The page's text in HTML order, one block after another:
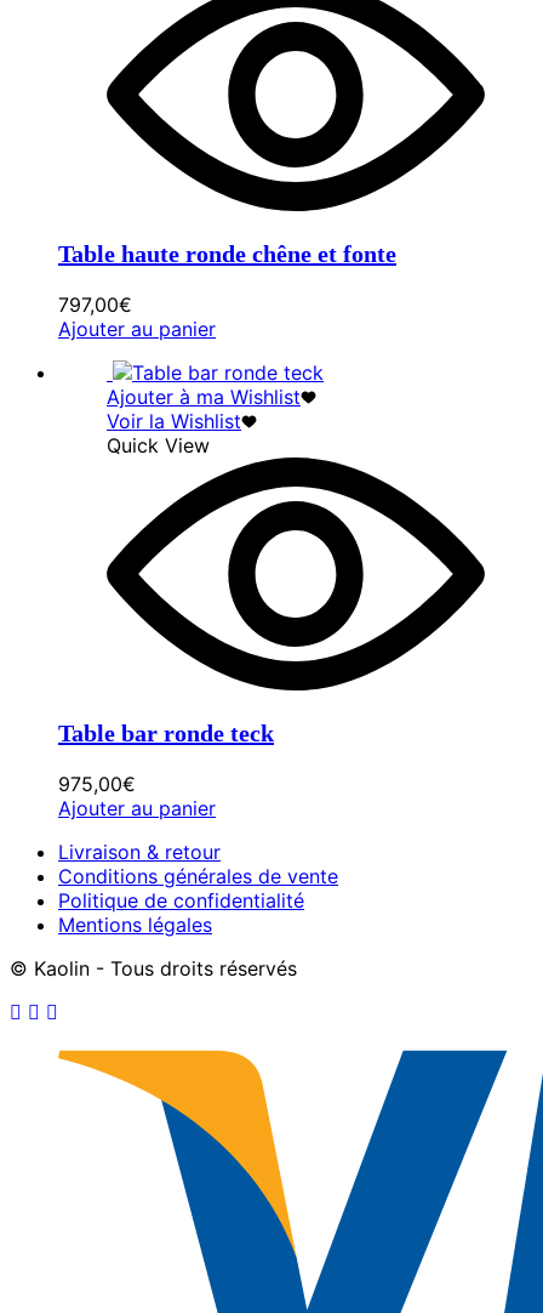
Table haute ronde chêne et fonte
797,00€
Ajouter au panier
Ajouter à ma Wishlist
Voir la Wishlist
Quick View
Table bar ronde teck
975,00€
Ajouter au panier
Livraison & retour
Conditions générales de vente
Politique de confidentialité
Mentions légales
© Kaolin - Tous droits réservés